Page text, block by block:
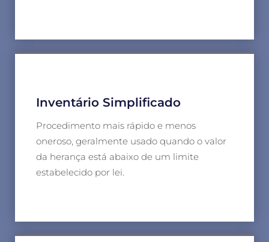
Inventário Simplificado
Procedimento mais rápido e menos
oneroso, geralmente usado quando o valor
da herança está abaixo de um limite
estabelecido por lei.